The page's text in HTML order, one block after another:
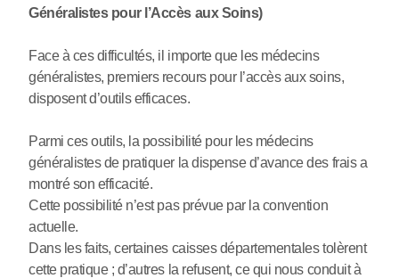
Généralistes pour l’Accès aux Soins)
Face à ces difficultés, il importe que les médecins
généralistes, premiers recours pour l’accès aux soins,
disposent d’outils efficaces.
Parmi ces outils, la possibilité pour les médecins
généralistes de pratiquer la dispense d’avance des frais a
montré son efficacité.
Cette possibilité n’est pas prévue par la convention
actuelle.
Dans les faits, certaines caisses départementales tolèrent
cette pratique ; d’autres la refusent, ce qui nous conduit à